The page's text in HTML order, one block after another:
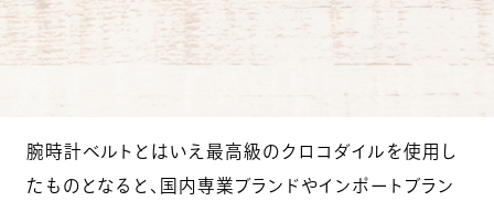
腕時計ベルトとはいえ最高級のクロコダイルを使用し
たものとなると、国内専業ブランドやインポートブラン